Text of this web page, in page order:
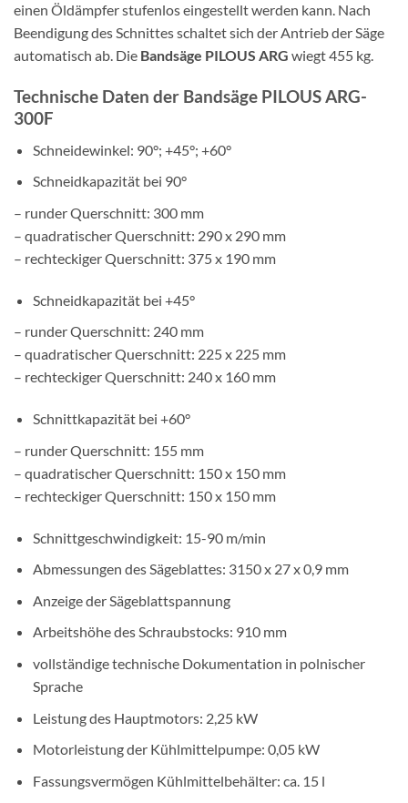
einen Öldämpfer stufenlos eingestellt werden kann. Nach
Beendigung des Schnittes schaltet sich der Antrieb der Säge
automatisch ab. Die Bandsäge PILOUS ARG wiegt 455 kg.
Technische Daten der Bandsäge PILOUS ARG-
300F
Schneidewinkel: 90°; +45°; +60°
Schneidkapazität bei 90°
– runder Querschnitt: 300 mm
– quadratischer Querschnitt: 290 x 290 mm
– rechteckiger Querschnitt: 375 x 190 mm
Schneidkapazität bei +45°
– runder Querschnitt: 240 mm
– quadratischer Querschnitt: 225 x 225 mm
– rechteckiger Querschnitt: 240 x 160 mm
Schnittkapazität bei +60°
– runder Querschnitt: 155 mm
– quadratischer Querschnitt: 150 x 150 mm
– rechteckiger Querschnitt: 150 x 150 mm
Schnittgeschwindigkeit: 15-90 m/min
Abmessungen des Sägeblattes: 3150 x 27 x 0,9 mm
Anzeige der Sägeblattspannung
Arbeitshöhe des Schraubstocks: 910 mm
vollständige technische Dokumentation in polnischer
Sprache
Leistung des Hauptmotors: 2,25 kW
Motorleistung der Kühlmittelpumpe: 0,05 kW
Fassungsvermögen Kühlmittelbehälter: ca. 15 l